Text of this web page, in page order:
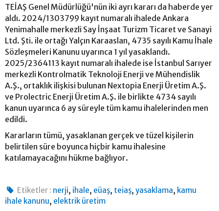
TEİAŞ Genel Müdürlüğü'nün iki ayrı kararı da haberde yer
aldı. 2024/1303799 kayıt numaralı ihalede Ankara
Yenimahalle merkezli Say İnşaat Turizm Ticaret ve Sanayi
Ltd. Şti. ile ortağı Yalçın Karaaslan, 4735 sayılı Kamu İhale
Sözleşmeleri Kanunu uyarınca 1 yıl yasaklandı.
2025/2364113 kayıt numaralı ihalede ise İstanbul Sarıyer
merkezli Kontrolmatik Teknoloji Enerji ve Mühendislik
A.Ş., ortaklık ilişkisi bulunan Nextopia Enerji Üretim A.Ş.
ve Prolectric Enerji Üretim A.Ş. ile birlikte 4734 sayılı
kanun uyarınca 6 ay süreyle tüm kamu ihalelerinden men
edildi.
Kararların tümü, yasaklanan gerçek ve tüzel kişilerin
belirtilen süre boyunca hiçbir kamu ihalesine
katılamayacağını hükme bağlıyor.
Etiketler : nerji, ihale, eüaş, teiaş,yasaklama, kamu
ihale kanunu, elektrik üretim